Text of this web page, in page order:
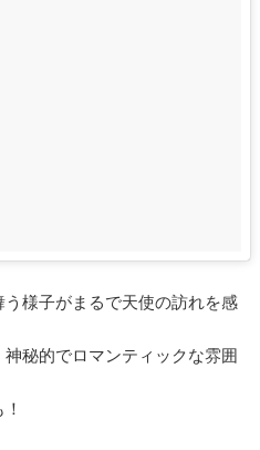
様子がまるで天使の訪れを感
秘的でロマンティックな雰囲